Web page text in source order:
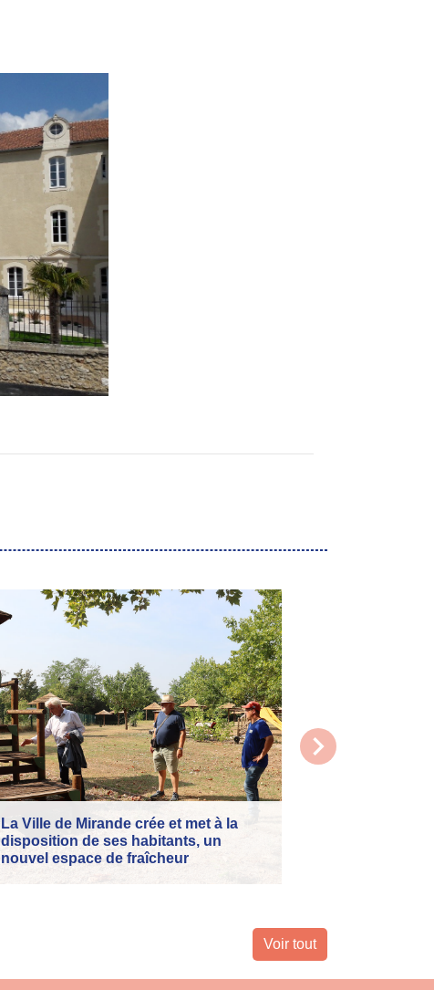
La Ville de Mirande crée et met à la
disposition de ses habitants, un
nouvel espace de fraîcheur
chevron_right
Voir tout